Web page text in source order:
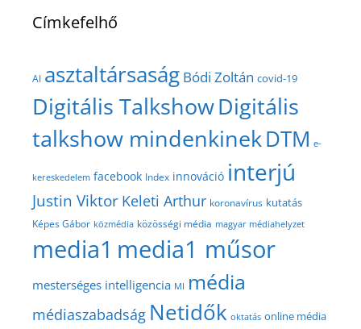
Címkefelhő
AI asztaltársaság Bódi Zoltán covid-19
Digitális TalkshowDigitális
talkshow mindenkinekDTM e-
kereskedelem facebook Index innováció interjú
Justin Viktor Keleti Arthur koronavírus kutatás
Képes Gábor közmédia közösségi média magyar médiahelyzet
media1 media1 műsor
mesterséges intelligencia MI média
médiaszabadság Netidők oktatás online média